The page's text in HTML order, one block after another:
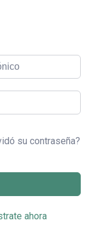
su contraseña?
ahora